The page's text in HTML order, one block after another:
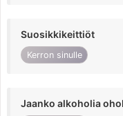
Suosikkikeittiöt
Kerron sinulle
Jaanko alkoholia